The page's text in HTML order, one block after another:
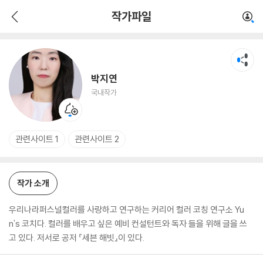
작가파일
박지연
국내작가
관련사이트 1 관련사이트 2
작가 소개
우리나라퍼스널컬러를 사랑하고 연구하는 커리어 컬러 코칭 연구소 Yu
n's 코치다. 컬러를 배우고 싶은 예비 컨설턴트와 독자 들을 위해 글을 쓰
고 있다. 저서로 공저 『세븐 해빗』이 있다.